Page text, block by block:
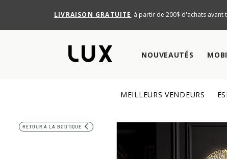
LIVRAISON GRATUITE à partir de 200$ d'achats avant
NOUVEAUTÉS
MEILLEURS VENDEURS
RETOUR À LA BOUTIQUE